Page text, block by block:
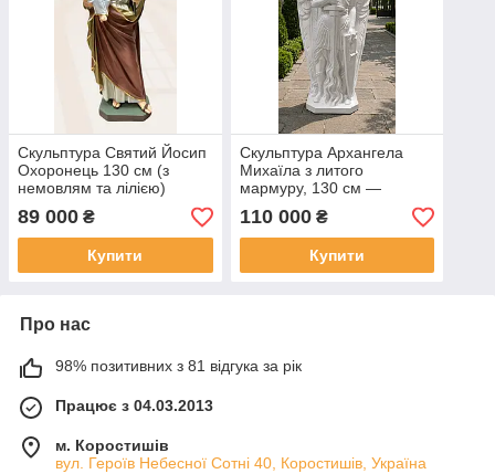
Скульптура Святий Йосип
Охоронець 130 см (з
немовлям та лілією)
89 000 ₴
Купити
Скульптура Архангела
Михаїла з литого
мармуру, 130 см —
символ захисту, сили та
благородства
110 000₴
Купити
Про нас
98% позитивних з 81 відгука за рік
Працює з 04.03.2013
м. Коростишів
вул. Героїв Небесної Сотні 40, Коростишів, Україна